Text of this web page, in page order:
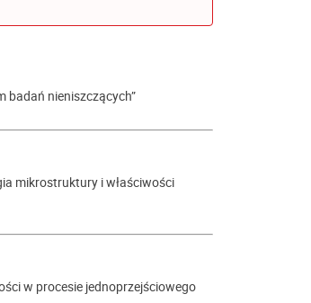
badań nieniszczących”
mikrostruktury i właściwości
w procesie jednoprzejściowego